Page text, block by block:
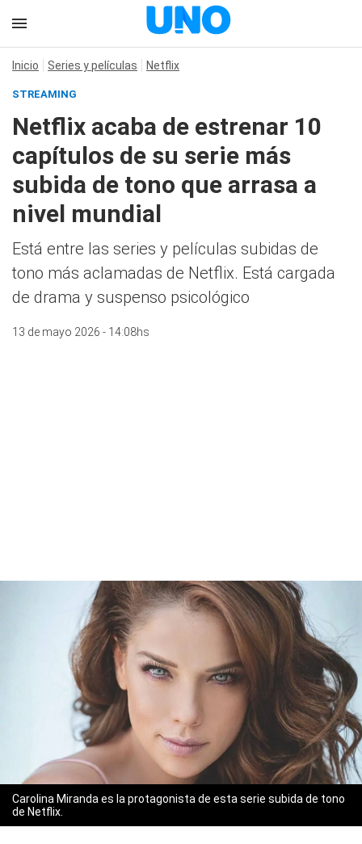
Inicio Series y películas Netflix
STREAMING
Netflix acaba de estrenar 10
capítulos de su serie más
subida de tono que arrasa a
nivel mundial
Está entre las series y películas subidas de
tono más aclamadas de Netflix. Está cargada
de drama y suspenso psicológico
13 de mayo 2026 - 14:08hs
Carolina Miranda es la protagonista de esta serie subida de tono
de Netflix.